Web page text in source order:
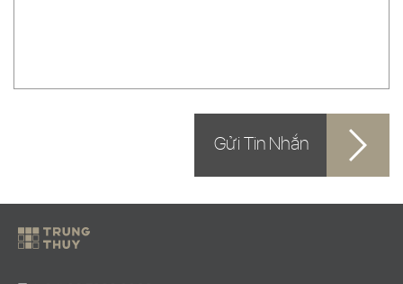
Gửi Tin Nhắn